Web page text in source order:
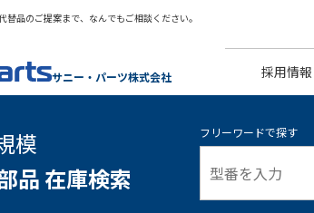
替品のご提案まで、なんでもご相談ください。
サニー・パーツ株式会社 採用情報
模
品 在庫検索
フリーワードで探す